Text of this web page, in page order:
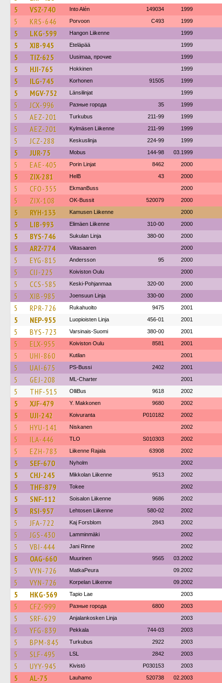
5 VSZ-740 Into Alén 149034 1999
5 KRS-646 Porvoon C493 1999
5 LKG-599 Hangon Liikenne 1999
5 XIB-945 Eteläpää 1999
5 TIZ-625 Uusimaa, прочие 1999
5 HJI-765 Hokkinen 1999
5 ILG-745 Korhonen 91505 1999
5 MGV-752 Länsilinjat 1999
5 JCX-996 Разные города 35 1999
5 AEZ-201 Turkubus 211-99 1999
5 AEZ-201 Kylmäsen Liikenne 211-99 1999
5 JCZ-288 Keskuslinja 224-99 1999
5 JUR-75 Mobus 144-98 03.1999
5 EAE-405 Porin Linjat 8462 2000
5 ZIX-281 HelB 43 2000
5 CFO-355 EkmanBuss 2000
5 ZIX-108 OK-Bussit 520079 2000
5 RYH-133 Kamusen Liikenne 2000
5 LIB-993 Elimäen Liikenne 310-00 2000
5 BYS-746 Sukulan Linja 380-00 2000
5 ARZ-774 Viitasaaren 2000
5 EYG-815 Andersson 95 2000
5 CIJ-225 Koiviston Oulu 2000
5 CCS-585 Keski-Pohjanmaa 320-00 2000
5 XIB-985 Joensuun Linja 330-00 2000
5 RPR-726 Rukahuolto 9475 2001
5 NEP-955 Luopioisten Linja 456-01 2001
5 BYS-723 Varsinais-Suomi 380-00 2001
5 ELX-955 Koiviston Oulu 8581 2001
5 UHI-860 Kutilan 2001
5 UAI-675 PS-Bussi 2402 2001
5 GEJ-208 ML-Charter 2001
5 THF-515 OlliBus 9618 2002
5 XJF-479 Y. Makkonen 9680 2002
5 UJI-242 Koivuranta P010182 2002
5 HYU-141 Niskanen 2002
5 ILA-446 TLO S010303 2002
5 EZH-783 Liikenne Rajala 63908 2002
5 SEF-670 Nyholm 2002
5 CHJ-245 Mikkolan Liikenne 9513 2002
5 THF-879 Tokee 2002
5 SNF-112 Soisalon Liikenne 9686 2002
5 RSI-957 Lehtosen Liikenne 580-02 2002
5 JFA-722 Kaj Forsblom 2843 2002
5 JGS-430 Lamminmäki 2002
5 VBI-444 Jani Rinne 2002
5 OAG-660 Muurinen 9565 03.2002
5 VYN-726 MatkaPeura 09.2002
5 VYN-726 Korpelan Liikenne 09.2002
5 HKG-569 Tapio Lae 2003
5 CFZ-999 Разные города 6800 2003
5 SRF-629 Anjalankosken Linja 2003
5 YFG-839 Pekkala 744-03 2003
5 BPM-845 Turkubus 2922 2003
5 SLF-495 LSL 2842 2003
5 UYY-945 Kivistö P030153 2003
5 AL-75 Lauhamo 520738 02.2003